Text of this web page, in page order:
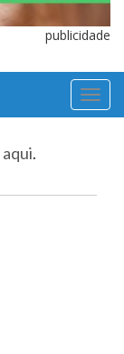
publicidade
aqui.